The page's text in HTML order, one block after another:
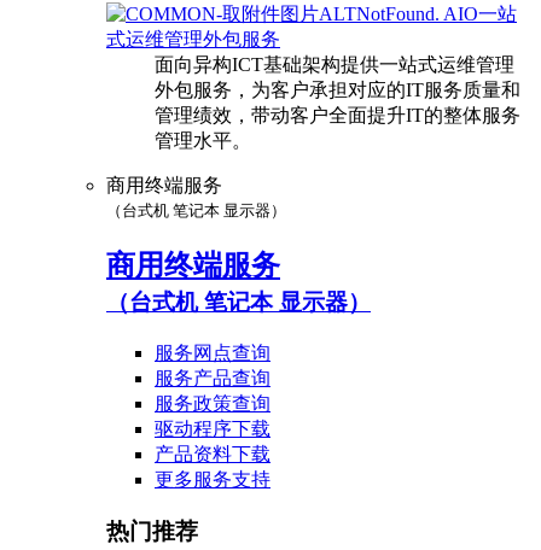
AIO一站
式运维管理外包服务
面向异构ICT基础架构提供一站式运维管理
外包服务，为客户承担对应的IT服务质量和
管理绩效，带动客户全面提升IT的整体服务
管理水平。
商用终端服务
（台式机 笔记本 显示器）
商用终端服务
（台式机 笔记本 显示器）
服务网点查询
服务产品查询
服务政策查询
驱动程序下载
产品资料下载
更多服务支持
热门推荐